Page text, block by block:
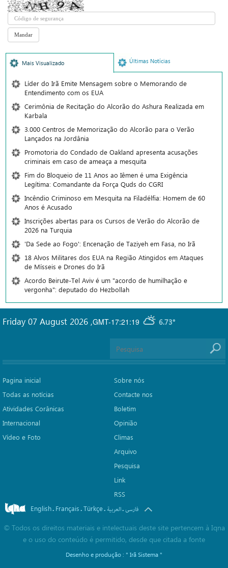
Mais Visualizado Últimas Notícias
Líder do Irã Emite Mensagem sobre o Memorando de
Entendimento com os EUA
Cerimônia de Recitação do Alcorão do Ashura Realizada em
Karbala
3.000 Centros de Memorização do Alcorão para o Verão
Lançados na Jordânia
Promotoria do Condado de Oakland apresenta acusações
criminais em caso de ameaça a mesquita
Fim do Bloqueio de 11 Anos ao Iêmen é uma Exigência
Legítima: Comandante da Força Quds do CGRI
Incêndio Criminoso em Mesquita na Filadélfia: Homem de 60
Anos é Acusado
Inscrições abertas para os Cursos de Verão do Alcorão de
2026 na Turquia
'Da Sede ao Fogo': Encenação de Taziyeh em Fasa, no Irã
18 Alvos Militares dos EUA na Região Atingidos em Ataques
de Mísseis e Drones do Irã
Acordo Beirute-Tel Aviv é um "acordo de humilhação e
vergonha": deputado do Hezbollah
GMT-17:21:19 6.73°
Friday 07 August 2026 ,
Pagina inicial
Todas as notícias
Atividades Corânicas
Internacional
Vídeo e Foto
Sobre nós
Contacte nos
Boletim
Opinião
Climas
Arquivo
Pesquisa
Link
RSS
English. Français.Türkçe. العربیة.فارسی
© Todos os direitos materiais e intelectuais deste site pertencem à Iqna
e o uso do conteúdo é permitido, desde que citada a fonte
Desenho e produção : " Irã Sistema "